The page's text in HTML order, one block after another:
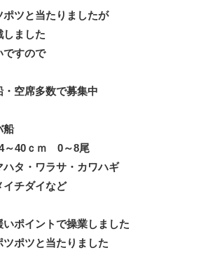
ツと当たりましたが
しました
ですので
空席多数で募集中
船
40ｃｍ 0～8尾
タ・ワラサ・カワハギ
ダイなど
ポイントで操業しました
ポツと当たりました